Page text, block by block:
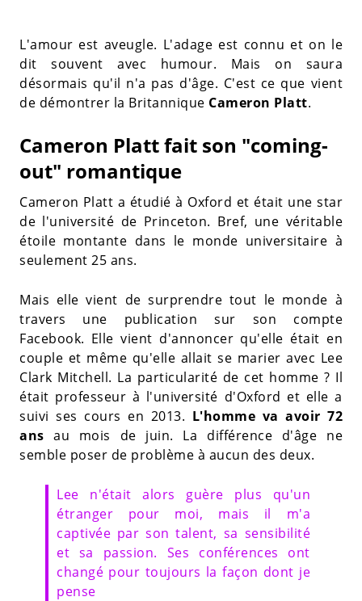
L'amour est aveugle. L'adage est connu et on le
dit souvent avec humour. Mais on saura
désormais qu'il n'a pas d'âge. C'est ce que vient
de démontrer la Britannique Cameron Platt.
Cameron Platt fait son "coming-
out" romantique
Cameron Platt a étudié à Oxford et était une star
de l'université de Princeton. Bref, une véritable
étoile montante dans le monde universitaire à
seulement 25 ans.
Mais elle vient de surprendre tout le monde à
travers une publication sur son compte
Facebook. Elle vient d'annoncer qu'elle était en
couple et même qu'elle allait se marier avec Lee
Clark Mitchell. La particularité de cet homme ? Il
était professeur à l'université d'Oxford et elle a
suivi ses cours en 2013. L'homme va avoir 72
ans au mois de juin. La différence d'âge ne
semble poser de problème à aucun des deux.
Lee n'était alors guère plus qu'un
étranger pour moi, mais il m'a
captivée par son talent, sa sensibilité
et sa passion. Ses conférences ont
changé pour toujours la façon dont je
pense